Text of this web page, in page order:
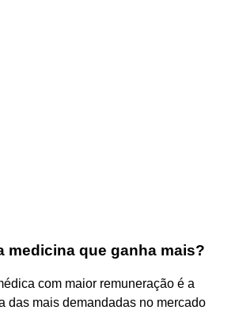
medicina que ganha mais?
com maior remuneração é a
das mais demandadas no mercado